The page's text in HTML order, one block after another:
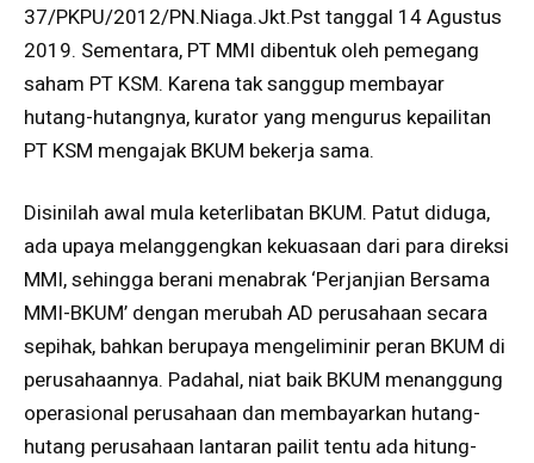
37/PKPU/2012/PN.Niaga.Jkt.Pst tanggal 14 Agustus
2019. Sementara, PT MMI dibentuk oleh pemegang
saham PT KSM. Karena tak sanggup membayar
hutang-hutangnya, kurator yang mengurus kepailitan
PT KSM mengajak BKUM bekerja sama.
Disinilah awal mula keterlibatan BKUM. Patut diduga,
ada upaya melanggengkan kekuasaan dari para direksi
MMI, sehingga berani menabrak ‘Perjanjian Bersama
MMI-BKUM’ dengan merubah AD perusahaan secara
sepihak, bahkan berupaya mengeliminir peran BKUM di
perusahaannya. Padahal, niat baik BKUM menanggung
operasional perusahaan dan membayarkan hutang-
hutang perusahaan lantaran pailit tentu ada hitung-